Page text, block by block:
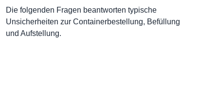
Die folgenden Fragen beantworten typische
Unsicherheiten zur Containerbestellung, Befüllung
und Aufstellung.